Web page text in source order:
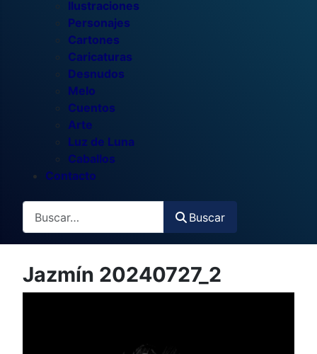
Ilustraciones
Personajes
Cartones
Caricaturas
Desnudos
Melo
Cuentos
Arte
Luz de Luna
Caballos
Contacto
Buscar
Buscar
Jazmín 20240727_2